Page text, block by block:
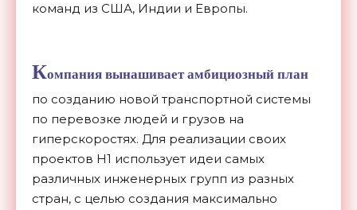
команд из США, Индии и Европы.
Компания вынашивает амбициозный план
по созданию новой транспортной системы
по перевозке людей и грузов на
гиперскоростях. Для реализации своих
проектов H1 использует идеи самых
различных инженерных групп из разных
стран, с целью создания максимально